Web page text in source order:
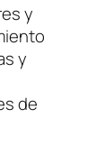
y
y
de